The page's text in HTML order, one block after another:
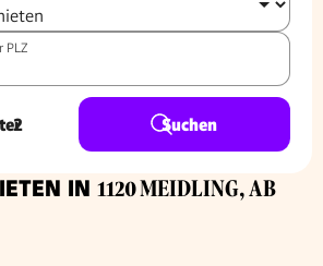
PLZ
2 Suchen
IN 1120 MEIDLING, AB